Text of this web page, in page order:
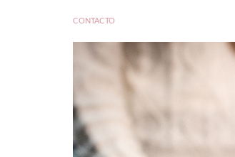
CONTACTO